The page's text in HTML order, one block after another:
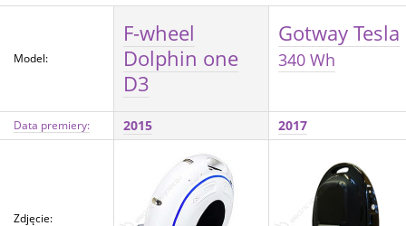
Model:
F-wheel
Dolphin one
D3
Gotway Tesla
340 Wh
Data premiery: 2015 2017
Zdjęcie: